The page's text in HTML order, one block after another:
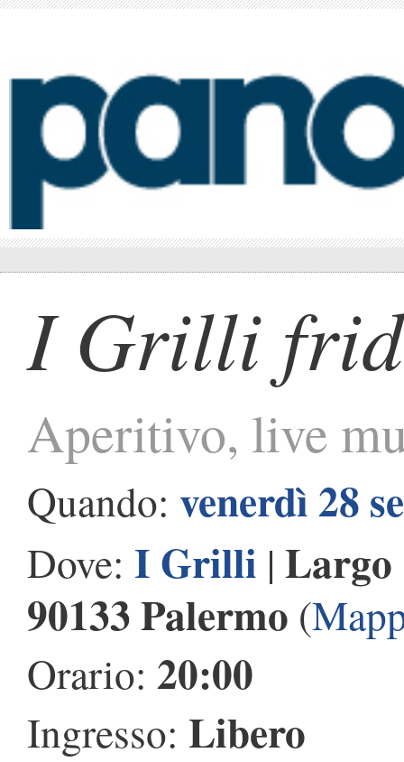
I Grilli
Aperitivo, live
Quando: venerdì 28
Dove: I Grilli | Largo
90133 Palermo (
Orario: 20:00
Ingresso: Libero